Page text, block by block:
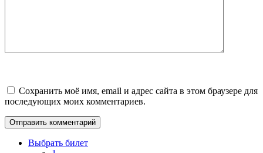
Сохранить моё имя, email и адрес сайта в этом браузере для
последующих моих комментариев.
Выбрать билет